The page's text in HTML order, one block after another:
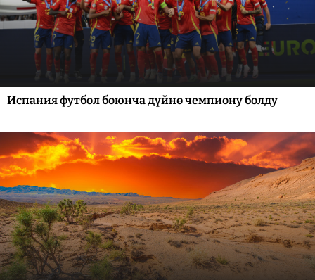
Испания футбол боюнча дүйнө чемпиону болду